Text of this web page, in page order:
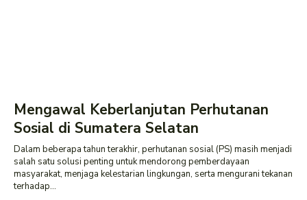
Mengawal Keberlanjutan Perhutanan
Sosial di Sumatera Selatan
Dalam beberapa tahun terakhir, perhutanan sosial (PS) masih menjadi
salah satu solusi penting untuk mendorong pemberdayaan
masyarakat, menjaga kelestarian lingkungan, serta mengurani tekanan
terhadap...